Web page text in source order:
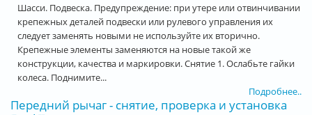
Шасси. Подвеска. Предупреждение: при утере или отвинчивании
крепежных деталей подвески или рулевого управления их
следует заменять новыми не используйте их вторично.
Крепежные элементы заменяются на новые такой же
конструкции, качества и маркировки. Снятие 1. Ослабьте гайки
колеса. Поднимите...
Подробнее..
Передний рычаг - снятие, проверка и установка